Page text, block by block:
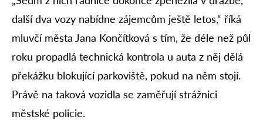
další dva vozy nabídne zájemcům ještě letos,“ říká
mluvčí města Jana Končítková s tím, že déle než půl
roku propadlá technická kontrola u auta z něj dělá
překážku blokující parkoviště, pokud na něm stojí.
Právě na taková vozidla se zaměřují strážnici
městské policie.